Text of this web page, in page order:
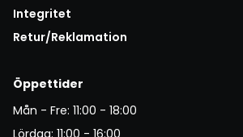
Integritet
Retur/Reklamation
Öppettider
Mån - Fre: 11:00 - 18:00
Lördag: 11:00 - 16:00